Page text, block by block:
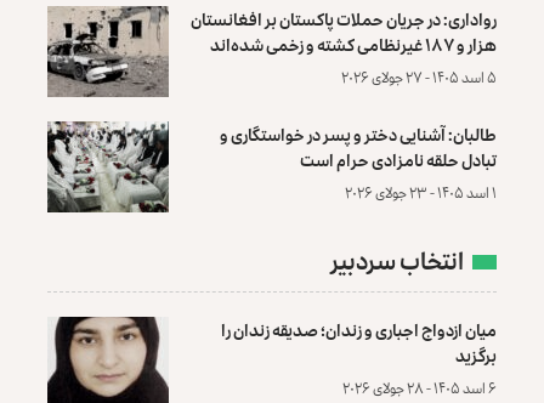
رواداری: در جریان حملات پاکستان بر افغانستان
هزار و ۱۸۷ غیرنظامی کشته و زخمی شده‌اند
۵ اسد ۱۴۰۵ - ۲۷ جولای ۲۰۲۶
طالبان: آشنایی دختر و پسر در خواستگاری و
تبادل حلقه نامزادی حرام است
۱ اسد ۱۴۰۵ - ۲۳ جولای ۲۰۲۶
انتخاب سردبیر
میان ازدواج اجباری و زندان؛ صدیقه زندان را
برگزید
۶ اسد ۱۴۰۵ - ۲۸ جولای ۲۰۲۶